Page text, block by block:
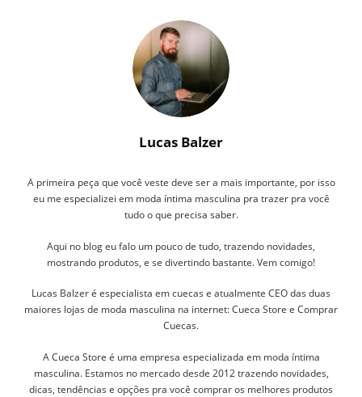
Lucas Balzer
A primeira peça que você veste deve ser a mais importante, por isso
eu me especializei em moda íntima masculina pra trazer pra você
tudo o que precisa saber.
Aqui no blog eu falo um pouco de tudo, trazendo novidades,
mostrando produtos, e se divertindo bastante. Vem comigo!
Lucas Balzer é especialista em cuecas e atualmente CEO das duas
maiores lojas de moda masculina na internet: Cueca Store e Comprar
Cuecas.
A Cueca Store é uma empresa especializada em moda íntima
masculina. Estamos no mercado desde 2012 trazendo novidades,
dicas, tendências e opções pra você comprar os melhores produtos